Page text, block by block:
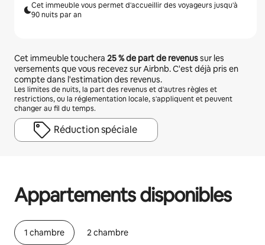
Cet immeuble vous permet d'accueillir des voyageurs jusqu'à
90 nuits par an
Cet immeuble touchera 25 %de part de revenussur les
versements que vous recevez sur Airbnb. C'est déjà pris en
compte dans l'estimation des revenus.
Les limites de nuits, la part des revenus et d'autres règles et
restrictions, ou la réglementation locale, s'appliquent et peuvent
changer au fil du temps.
Réduction spéciale
Appartements disponibles
1 chambre 2 chambre